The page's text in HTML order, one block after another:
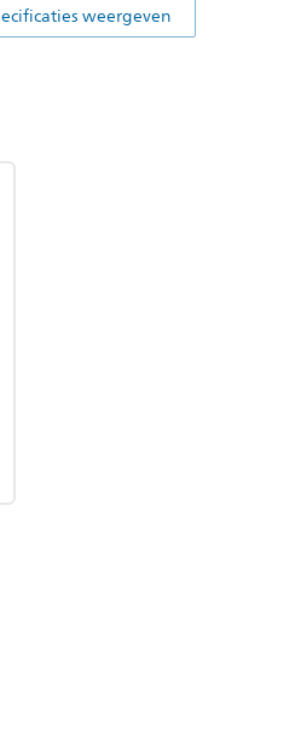
weergeven